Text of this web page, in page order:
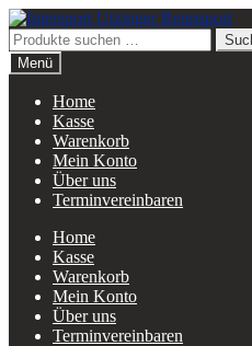
Zur
Navigation
springen
Zum
Inhalt
springen
Suchen
nach:
Menü
Home
Kasse
Warenkorb
Mein Konto
Über uns
Terminvereinbaren
Home
Kasse
Warenkorb
Mein Konto
Über uns
Terminvereinbaren